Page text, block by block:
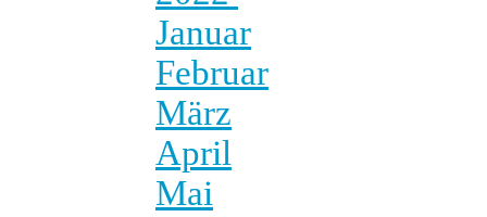
Januar
Februar
März
April
Mai